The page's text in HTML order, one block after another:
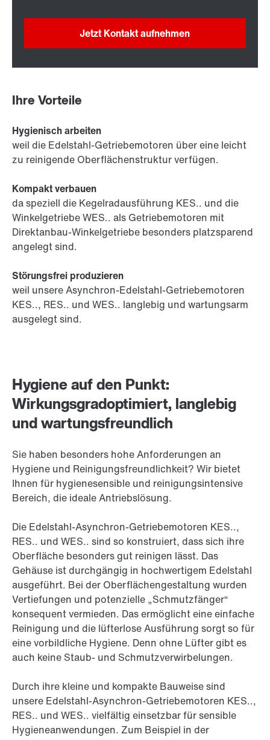
Hygiene auf den Punkt:
Wirkungsgradoptimiert, langlebig
und wartungsfreundlich
Sie haben besonders hohe Anforderungen an
Hygiene und Reinigungsfreundlichkeit? Wir bietet
Ihnen für hygienesensible und reinigungsintensive
Bereich, die ideale Antriebslösung.
Die Edelstahl-Asynchron-Getriebemotoren KES..,
RES.. und WES.. sind so konstruiert, dass sich ihre
Oberfläche besonders gut reinigen lässt. Das
Gehäuse ist durchgängig in hochwertigem Edelstahl
ausgeführt. Bei der Oberflächengestaltung wurden
Vertiefungen und potenzielle „Schmutzfänger“
konsequent vermieden. Das ermöglicht eine einfache
Reinigung und die lüfterlose Ausführung sorgt so für
eine vorbildliche Hygiene. Denn ohne Lüfter gibt es
auch keine Staub- und Schmutzverwirbelungen.
Durch ihre kleine und kompakte Bauweise sind
unsere Edelstahl-Asynchron-Getriebemotoren KES..,
RES.. und WES.. vielfältig einsetzbar für sensible
Hygieneanwendungen. Zum Beispiel in der
Jetzt Kontakt aufnehmen
Ihre Vorteile
Hygienisch arbeiten
weil die Edelstahl-Getriebemotoren über eine leicht
zu reinigende Oberflächenstruktur verfügen.
Kompakt verbauen
da speziell die Kegelradausführung KES.. und die
Winkelgetriebe WES.. als Getriebemotoren mit
Direktanbau-Winkelgetriebe besonders platzsparend
angelegt sind.
Störungsfrei produzieren
weil unsere Asynchron-Edelstahl-Getriebemotoren
KES.., RES.. und WES.. langlebig und wartungsarm
ausgelegt sind.